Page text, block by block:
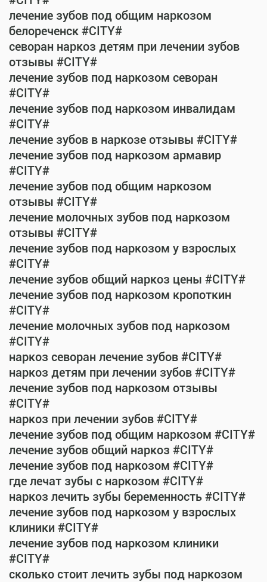
лечение зубов под общим наркозом
белореченск #CITY#
севоран наркоз детям при лечении зубов
отзывы #CITY#
лечение зубов под наркозом севоран
#CITY#
лечение зубов под наркозом инвалидам
#CITY#
лечение зубов в наркозе отзывы #CITY#
лечение зубов под наркозом армавир
#CITY#
лечение зубов под общим наркозом
отзывы #CITY#
лечение молочных зубов под наркозом
отзывы #CITY#
лечение зубов под наркозом у взрослых
#CITY#
лечение зубов общий наркоз цены #CITY#
лечение зубов под наркозом кропоткин
#CITY#
лечение молочных зубов под наркозом
#CITY#
наркоз севоран лечение зубов #CITY#
наркоз детям при лечении зубов #CITY#
лечение зубов под наркозом отзывы
#CITY#
наркоз при лечении зубов #CITY#
лечение зубов под общим наркозом #CITY#
лечение зубов общий наркоз #CITY#
лечение зубов под наркозом #CITY#
где лечат зубы с наркозом #CITY#
наркоз лечить зубы беременность #CITY#
лечение зубов под наркозом у взрослых
клиники #CITY#
лечение зубов под наркозом клиники
#CITY#
сколько стоит лечить зубы под наркозом